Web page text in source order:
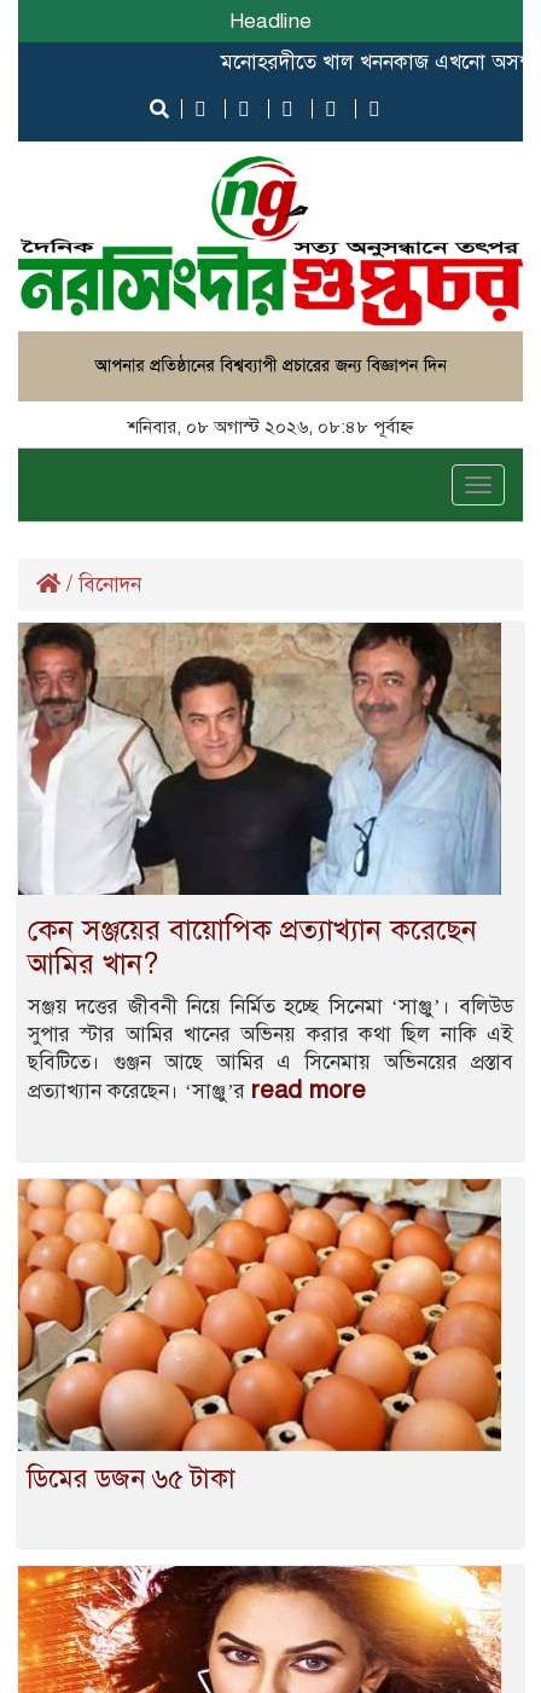
Headline
মনোহরদীতে খাল খননকাজ এখনো অসম্পূর্ণ,
শনিবার, ০৮ অগাস্ট ২০২৬, ০৮:৪৮ পূর্বাহ্ন
Toggle
/বিনোদন
কেন সঞ্জয়ের বায়োপিক প্রত্যাখ্যান করেছেন
আমির খান?
সঞ্জয় দত্তের জীবনী নিয়ে নির্মিত হচ্ছে সিনেমা ‘সাঞ্জু’। বলিউড
সুপার স্টার আমির খানের অভিনয় করার কথা ছিল নাকি এই
ছবিটিতে। গুঞ্জন আছে আমির এ সিনেমায় অভিনয়ের প্রস্তাব
প্রত্যাখ্যান করেছেন। ‘সাঞ্জু’র read more
ডিমের ডজন ৬৫ টাকা